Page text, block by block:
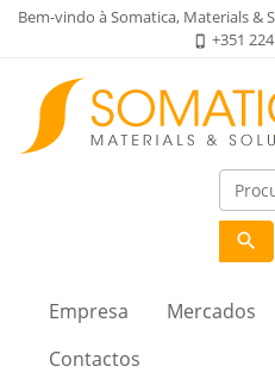
Bem-vindo à Somatica, Materials &
phone_iphone +351
search
Empresa Mercados
Contactos